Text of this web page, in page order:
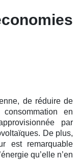
de réduire de
en
par
De plus,
est remarquable
qu’elle n’en